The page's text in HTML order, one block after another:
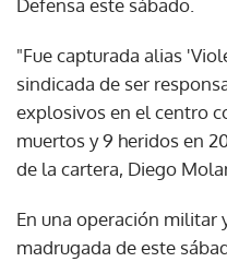
Defensa este sábado.
"Fue capturada alias
sindicada de ser
explosivos en el centro
muertos y 9 heridos en
de la cartera, Diego
En una operación militar
madrugada de este